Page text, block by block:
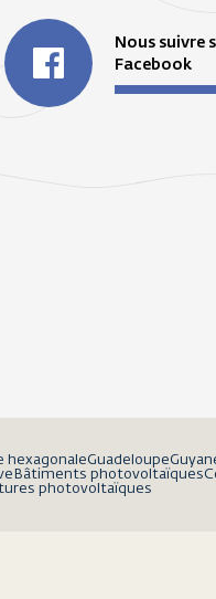
Nous suivre
Facebook
hexagonaleGuadeloupe
Bâtiments photovoltaïques
photovoltaïques